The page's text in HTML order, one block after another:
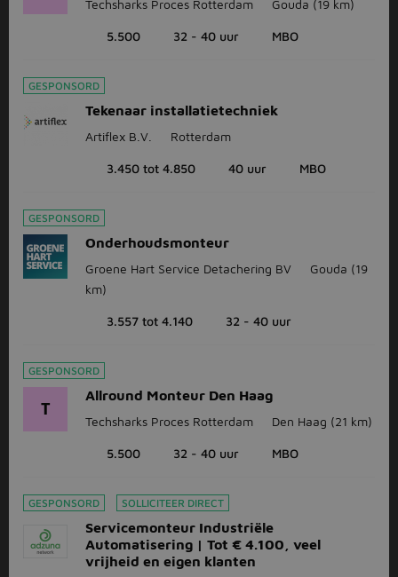
Techsharks Proces Rotterdam Gouda (19 km)
5.500 32 - 40 uur MBO
GESPONSORD
Tekenaar installatietechniek
Artiflex B.V. Rotterdam
3.450 tot 4.850 40 uur MBO
GESPONSORD
Onderhoudsmonteur
Groene Hart Service Detachering BV Gouda (19
km)
3.557 tot 4.140 32 - 40 uur
GESPONSORD
T
Allround Monteur Den Haag
Techsharks Proces Rotterdam Den Haag (21 km)
5.500 32 - 40 uur MBO
GESPONSORD SOLLICITEER DIRECT
Servicemonteur Industriële
Automatisering | Tot € 4.100, veel
vrijheid en eigen klanten